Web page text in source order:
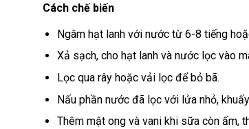
Cách chế biến
Ngâm hạt lanh với nước từ 6-8 tiếng
Xả sạch, cho hạt lanh và nước lọc vào
Lọc qua rây hoặc vải lọc để bỏ bã.
Nấu phần nước đã lọc với lửa nhỏ,
Thêm mật ong và vani khi sữa còn ấm,